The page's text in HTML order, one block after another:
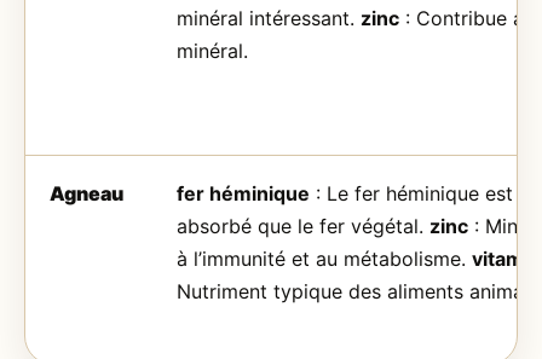
minéral intéressant. zinc : Contribue
minéral.
Agneau fer héminique : Le fer héminique est
absorbé que le fer végétal. zinc :
à l’immunité et au métabolisme.
Nutriment typique des aliments